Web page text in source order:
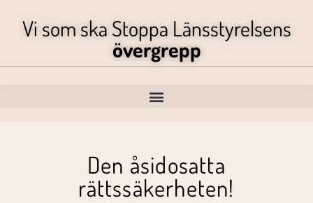
Vi som ska Stoppa Länsstyrelsens
övergrepp
Den åsidosatta
rättssäkerheten!